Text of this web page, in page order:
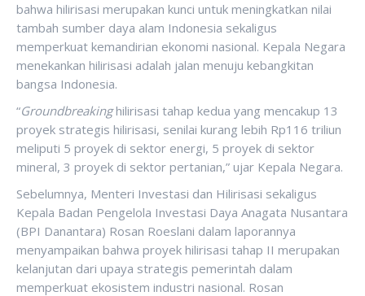
bahwa hilirisasi merupakan kunci untuk meningkatkan nilai
tambah sumber daya alam Indonesia sekaligus
memperkuat kemandirian ekonomi nasional. Kepala Negara
menekankan hilirisasi adalah jalan menuju kebangkitan
bangsa Indonesia.
“Groundbreakinghilirisasi tahap kedua yang mencakup 13
proyek strategis hilirisasi, senilai kurang lebih Rp116 triliun
meliputi 5 proyek di sektor energi, 5 proyek di sektor
mineral, 3 proyek di sektor pertanian,” ujar Kepala Negara.
Sebelumnya, Menteri Investasi dan Hilirisasi sekaligus
Kepala Badan Pengelola Investasi Daya Anagata Nusantara
(BPI Danantara) Rosan Roeslani dalam laporannya
menyampaikan bahwa proyek hilirisasi tahap II merupakan
kelanjutan dari upaya strategis pemerintah dalam
memperkuat ekosistem industri nasional. Rosan